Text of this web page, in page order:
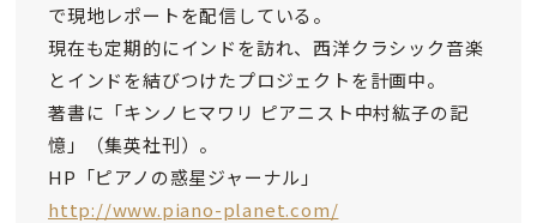
で現地レポートを配信している。
現在も定期的にインドを訪れ、西洋クラシック音楽
とインドを結びつけたプロジェクトを計画中。
著書に「キンノヒマワリ ピアニスト中村紘子の記
憶」（集英社刊）。
HP「ピアノの惑星ジャーナル」
http://www.piano-planet.com/